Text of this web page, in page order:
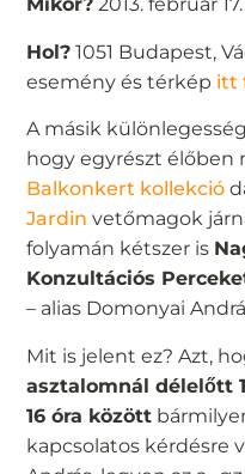
Mikor? 2013. február
Hol? 1051 Budapest,
esemény és térkép itt
A másik
hogy egyrészt élőben
Balkonkert kollekció
Jardin vetőmagok
folyamán kétszer is
Konzultációs
– alias Domonyai
Mit is jelent ez? Azt,
asztalomnál délelőtt
16 óra között
kapcsolatos kérdésre